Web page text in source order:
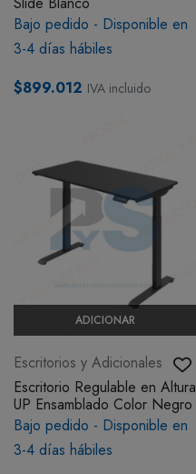
MI CUENTA
Bajo pedido - Disponible en
3-4 días hábiles
$899.012 IVA incluido
ADICIONAR
Escritorios y Adicionales
Escritorio Regulable en Altura
UP Ensamblado Color Negro
Bajo pedido - Disponible en
3-4 días hábiles